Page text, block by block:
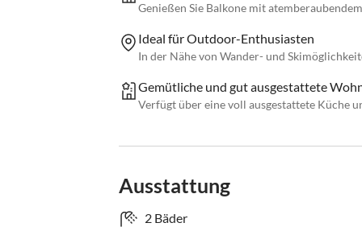
Genießen Sie Balkone mit
Ideal für Outdoor-Enthusiasten
In der Nähe von Wander- und
Gemütliche und gut ausgestattete
Verfügt über eine voll ausgestattete Küche
Ausstattung
2 Bäder